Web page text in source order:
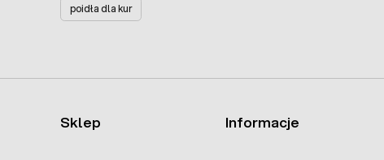
poidła dla kur
Sklep Informacje